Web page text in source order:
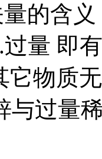
的含
量 即
它物质
与过量